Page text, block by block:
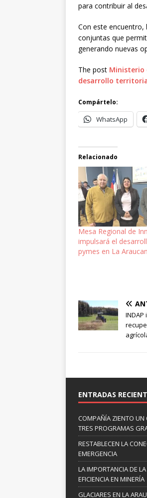
para contribuir al
Con este
conjuntas que
generando nuevas
The post Ministerio
desarrollo
Compártelo:
WhatsApp
Relacionado
Mesa Regional de
impulsará el
pymes en La
ENTRADAS
COMPAÑÍA ZIENTO UN
TRES PROGRAMAS
RESTABLECEN LA
EMERGENCIA
LA IMPORTANCIA DE
EFICIENCIA EN MINERÍA
GLACIARES EN LA